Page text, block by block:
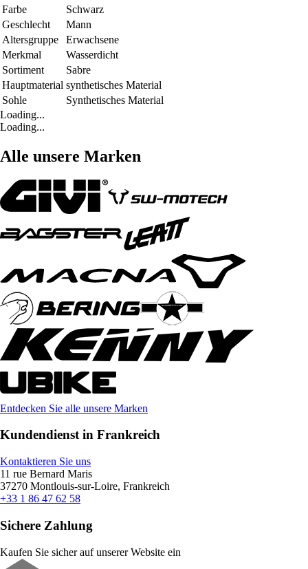
Farbe
Schwarz
Geschlecht
Mann
Altersgruppe
Erwachsene
Merkmal
Wasserdicht
Sortiment
Sabre
Hauptmaterial synthetisches Material
Sohle
Synthetisches Material
Loading...
Loading...
Alle unsere Marken
Entdecken Sie alle unsere Marken
Kundendienst in Frankreich
Kontaktieren Sie uns
11 rue Bernard Maris
37270 Montlouis-sur-Loire, Frankreich
+33 1 86 47 62 58
Sichere Zahlung
Kaufen Sie sicher auf unserer Website ein